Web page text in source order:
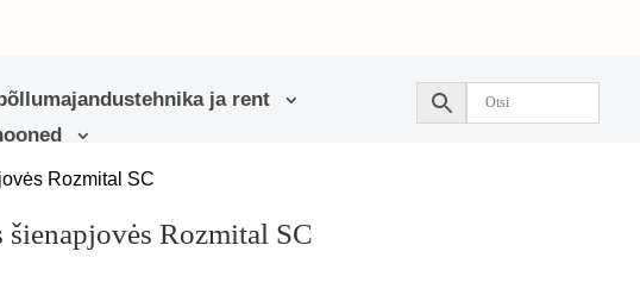
ja rent
Rozmital SC
šienapjovės Rozmital SC